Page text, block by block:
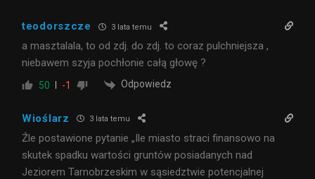
teodorszcze 3 lata temu
a masztalala, to od zdj. do zdj. to coraz pulchniejsza ,
niebawem szyja pochłonie całą głowę ?
50 -1 Odpowiedz
Wioślarz 3 lata temu
Źle postawione pytanie „Ile miasto straci finansowo na
skutek spadku wartości gruntów posiadanych nad
Jeziorem Tarnobrzeskim w sąsiedztwie potencjalnej